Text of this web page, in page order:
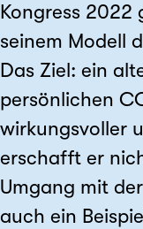
Kongress 2022
seinem Modell
Das Ziel: ein
persönlichen
wirkungsvoller
erschafft er
Umgang mit
auch ein